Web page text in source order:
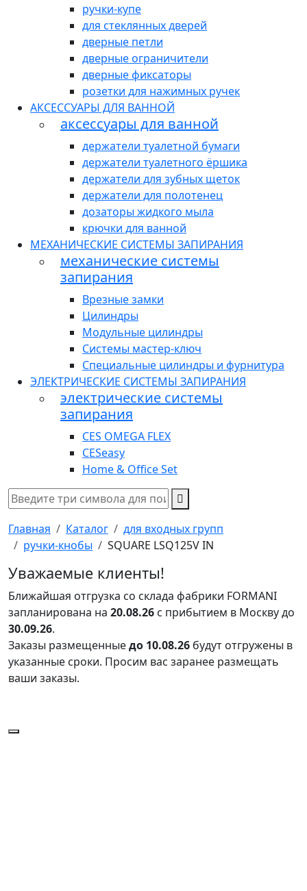
ручки-купе
для стеклянных дверей
дверные петли
дверные ограничители
дверные фиксаторы
розетки для нажимных ручек
АКСЕССУАРЫ ДЛЯ ВАННОЙ
аксессуары для ванной
держатели туалетной бумаги
держатели туалетного ёршика
держатели для зубных щеток
держатели для полотенец
дозаторы жидкого мыла
крючки для ванной
МЕХАНИЧЕСКИЕ СИСТЕМЫ ЗАПИРАНИЯ
механические системы
запирания
Врезные замки
Цилиндры
Модульные цилиндры
Системы мастер-ключ
Специальные цилиндры и фурнитура
ЭЛЕКТРИЧЕСКИЕ СИСТЕМЫ ЗАПИРАНИЯ
электрические системы
запирания
CES OMEGA FLEX
CESeasy
Home & Office Set
Главная Каталог
для входных групп
ручки-кнобы
SQUARE LSQ125V IN
Уважаемые клиенты!
Ближайшая отгрузка со склада фабрики FORMANI
запланирована на 20.08.26 с прибытием в Москву до
30.09.26.
Заказы размещенныедо 10.08.26 будут отгружены в
указанные сроки. Просим вас заранее размещать
ваши заказы.